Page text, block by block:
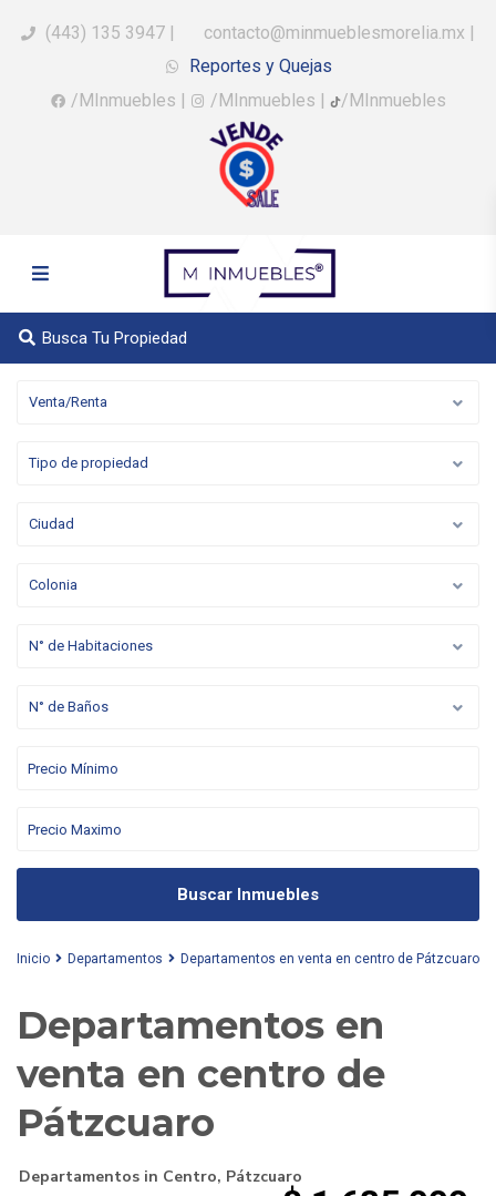
(443) 135 3947 | contacto@minmueblesmorelia.mx |
Reportes y Quejas
/MInmuebles | /MInmuebles | /MInmuebles
Busca Tu Propiedad
Venta/Renta
Tipo de propiedad
Ciudad
Colonia
N° de Habitaciones
N° de Baños
Buscar Inmuebles
Inicio Departamentos Departamentos en venta en centro de Pátzcuaro
Departamentos en
venta en centro de
Pátzcuaro
Departamentos in Centro, Pátzcuaro